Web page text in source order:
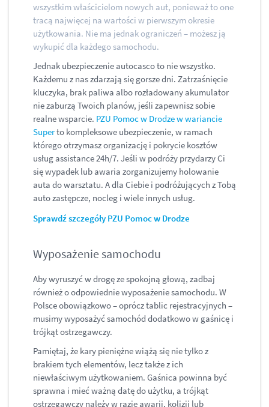
wszystkim właścicielom nowych aut, ponieważ to one
tracą najwięcej na wartości w pierwszym okresie
użytkowania. Nie ma jednak ograniczeń – możesz ją
wykupić dla każdego samochodu.
Jednak ubezpieczenie autocasco to nie wszystko.
Każdemu z nas zdarzają się gorsze dni. Zatrzaśnięcie
kluczyka, brak paliwa albo rozładowany akumulator
nie zaburzą Twoich planów, jeśli zapewnisz sobie
realne wsparcie. PZU Pomoc w Drodze w wariancie
Superto kompleksowe ubezpieczenie, w ramach
którego otrzymasz organizację i pokrycie kosztów
usług assistance 24h/7. Jeśli w podróży przydarzy Ci
się wypadek lub awaria zorganizujemy holowanie
auta do warsztatu. A dla Ciebie i podróżujących z Tobą
auto zastępcze, nocleg i wiele innych usług.
Sprawdź szczegóły PZU Pomoc w Drodze
Wyposażenie samochodu
Aby wyruszyć w drogę ze spokojną głową, zadbaj
również o odpowiednie wyposażenie samochodu. W
Polsce obowiązkowo – oprócz tablic rejestracyjnych –
musimy wyposażyć samochód dodatkowo w gaśnicę i
trójkąt ostrzegawczy.
Pamiętaj, że kary pieniężne wiążą się nie tylko z
brakiem tych elementów, lecz także z ich
niewłaściwym użytkowaniem. Gaśnica powinna być
sprawna i mieć ważną datę do użytku, a trójkąt
ostrzegawczy należy w razie awarii, kolizji lub